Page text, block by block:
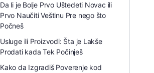
Da li je Bolje Prvo Uštedeti Novac ili
Prvo Naučiti Veštinu Pre nego što
Počneš
Usluge ili Proizvodi: Šta je Lakše
Prodati kada Tek Počinješ
Kako da Izgradiš Poverenje kod